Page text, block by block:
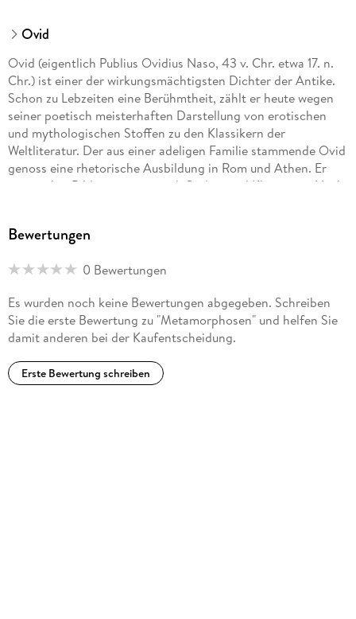
Ovid
Ovid (eigentlich Publius Ovidius Naso, 43 v. Chr. etwa 17. n.
Chr.) ist einer der wirkungsmächtigsten Dichter der Antike.
Schon zu Lebzeiten eine Berühmtheit, zählt er heute wegen
seiner poetisch meisterhaften Darstellung von erotischen
und mythologischen Stoffen zu den Klassikern der
Weltliteratur. Der aus einer adeligen Familie stammende Ovid
genoss eine rhetorische Ausbildung in Rom und Athen. Er
unternahm Bildungsreisen nach Sizilien und Kleinasien. Nach
der Verbannung: Kaiser Augustus schickte ihn wegen eines
verwickelt war an die Grenzen des Römischen Reichs, nach
nach Rom wurde er nie begnadigt und starb um 17. n. Chr. im
Exil.
Bewertungen
0 Bewertungen
Es wurden noch keine Bewertungen abgegeben. Schreiben
Sie die erste Bewertung zu "Metamorphosen" und helfen Sie
damit anderen bei der Kaufentscheidung.
Erste Bewertung schreiben